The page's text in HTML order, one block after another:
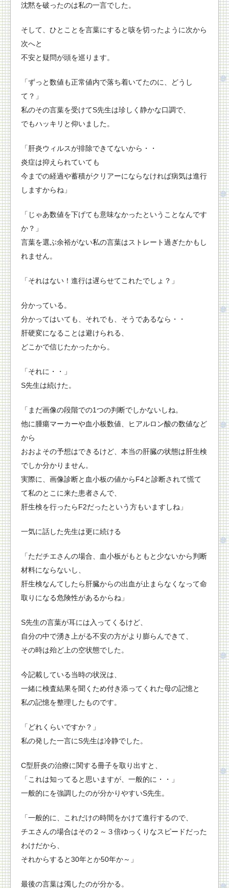
沈黙を破ったのは私の一言でした。
そして、ひとことを言葉にすると咳を切ったように次から
次へと
不安と疑問が頭を巡ります。
「ずっと数値も正常値内で落ち着いてたのに、どうし
て？」
私のその言葉を受けてS先生は珍しく静かな口調で、
でもハッキリと仰いました。
「肝炎ウィルスが排除できてないから・・
炎症は抑えられていても
今までの経過や蓄積がクリアーにならなければ病気は進行
しますからね」
「じゃあ数値を下げても意味なかったということなんです
か？」
言葉を選ぶ余裕がない私の言葉はストレート過ぎたかもし
れません。
「それはない！進行は遅らせてこれたでしょ？」
分かっている。
分かってはいても、それでも、そうであるなら・・
肝硬変になることは避けられる、
どこかで信じたかったから。
「それに・・」
S先生は続けた。
「まだ画像の段階での1つの判断でしかないしね。
他に腫瘍マーカーや血小板数値、ヒアルロン酸の数値など
から
おおよその予想はできるけど、本当の肝臓の状態は肝生検
でしか分かりません。
実際に、画像診断と血小板の値からF4と診断されて慌て
て私のとこに来た患者さんで、
肝生検を行ったらF2だったという方もいますしね」
一気に話した先生は更に続ける
「ただチエさんの場合、血小板がもともと少ないから判断
材料にならないし、
肝生検なんてしたら肝臓からの出血が止まらなくなって命
取りになる危険性があるからね」
S先生の言葉が耳には入ってくるけど、
自分の中で湧き上がる不安の方がより膨らんできて、
その時は殆ど上の空状態でした。
今記載している当時の状況は、
一緒に検査結果を聞くため付き添ってくれた母の記憶と
私の記憶を整理したものです。
「どれくらいですか？」
私の発した一言にS先生は冷静でした。
C型肝炎の治療に関する冊子を取り出すと、
「これは知ってると思いますが、一般的に・・」
一般的にを強調したのが分かりやすいS先生。
「一般的に、これだけの時間をかけて進行するので、
チエさんの場合はその２～３倍ゆっくりなスピードだった
わけだから、
それからすると30年とか50年か～」
最後の言葉は濁したのが分かる。